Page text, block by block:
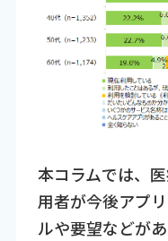
本コラムでは、
用者が今後アプ
ルや要望などが